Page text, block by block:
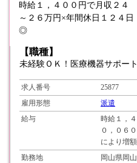
時給１，４００円で月収２４
～２６万円×年間休日１２４日
◎
【職種】
未経験ＯＫ！医療機器サポー
求人番号
25877
雇用形態
派遣
給与
時給１，
０，０６
により増額
勤務地
岡山県岡